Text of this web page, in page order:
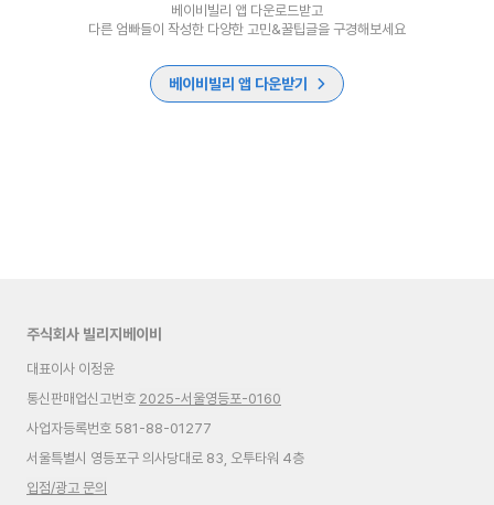
베이비빌리 앱 다운로드받고
다른 엄빠들이 작성한 다양한 고민&꿀팁글을 구경해보세요
베이비빌리 앱 다운받기
주식회사 빌리지베이비
대표이사 이정윤
통신판매업신고번호 2025-서울영등포-0160
사업자등록번호 581-88-01277
서울특별시 영등포구 의사당대로 83, 오투타워 4층
입점/광고 문의